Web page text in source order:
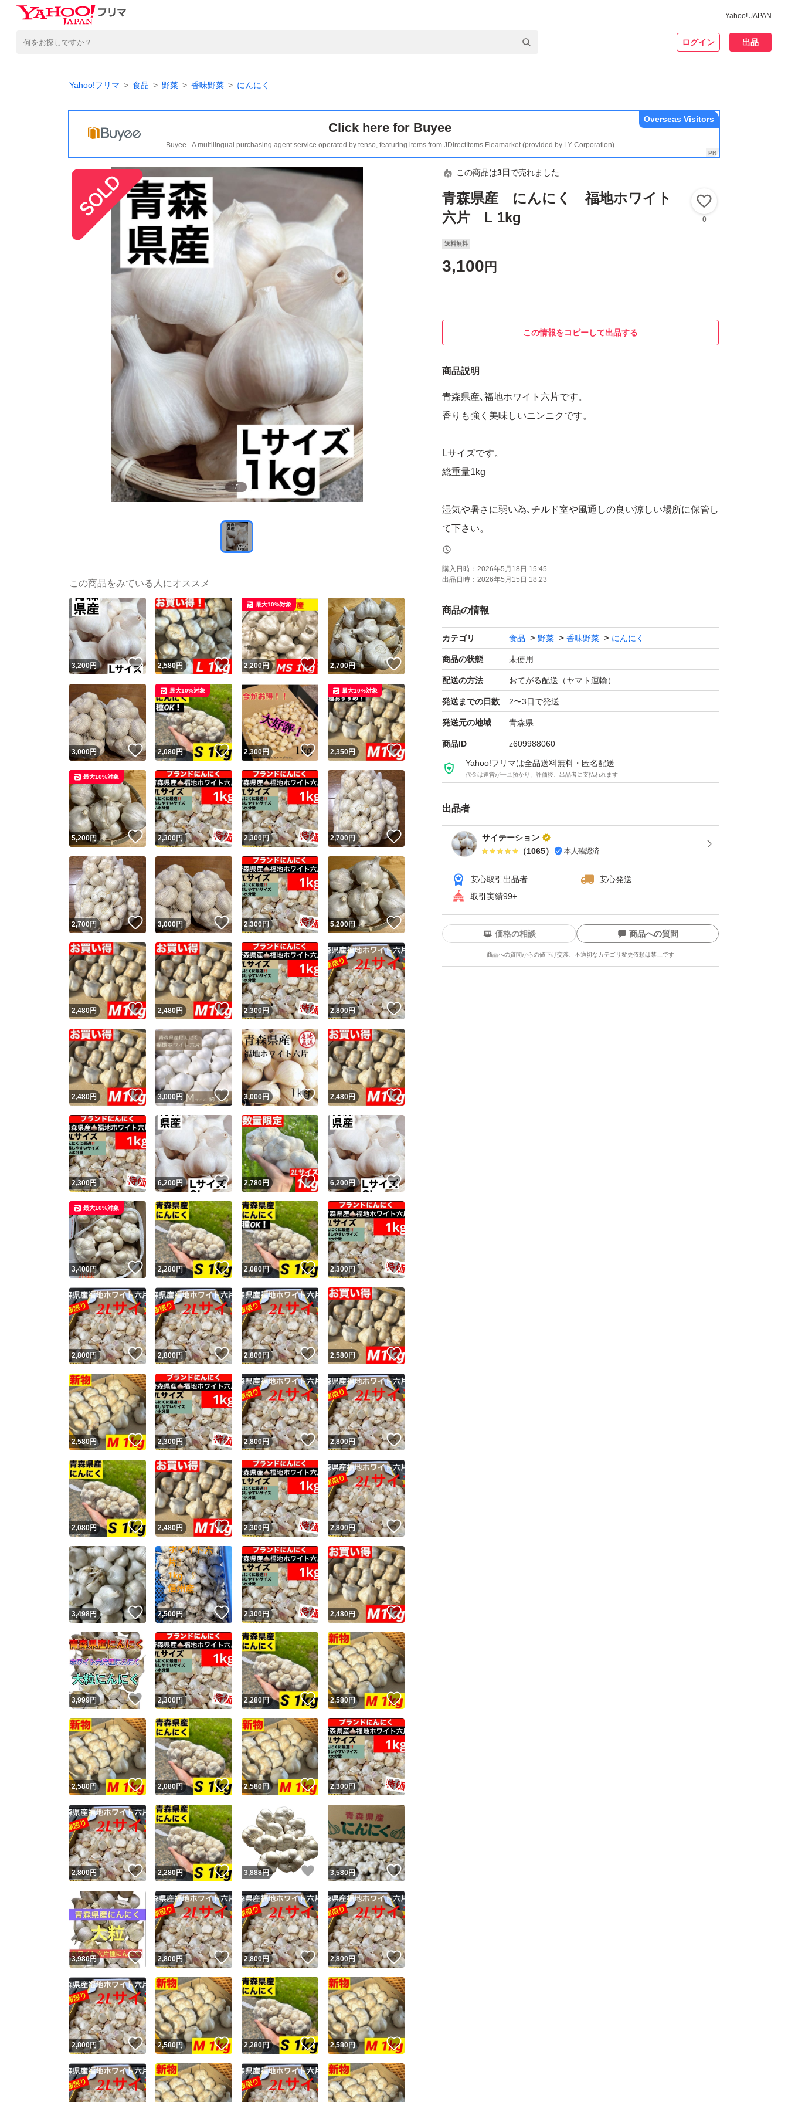
Yahoo! JAPAN
ログイン 出品
Yahoo!フリマ 食品 野菜 香味野菜 にんにく
Click here for Buyee
Buyee - A multilingual purchasing agent service operated by tenso, featuring items from JDirectItems Fleamarket (provided by LY Corporation)
Overseas Visitors
1/1
この商品は3日 で売れました
青森県産 にんにく 福地ホワイト
六片 L 1kg
0
送料無料
3,100 円
この情報をコピーして出品する
商品説明
青森県産､福地ホワイト六片です。
香りも強く美味しいニンニクです。
Lサイズです。
総重量1kg
湿気や暑さに弱い為､チルド室や風通しの良い涼しい場所に保管し
て下さい。
多少の皮剥け､痛んでいる物､大小ばらつきがある場合がありま
す。ご理解の上､購入のご検討を宜しくお願いします。
す。カットしてご使用下さい。
箱にそのまま入れて発送しますのでご了承下さい。
#ニンニク#にんにく#ガーリック#福地ホワイト
購入日時： 2026年5月18日 15:45
出品日時： 2026年5月15日 18:23
商品の情報
カテゴリ 食品 野菜 香味野菜 にんにく
商品の状態 未使用
配送の方法 おてがる配送（ヤマト運輸）
発送までの日数 2〜3日で発送
発送元の地域 青森県
商品ID z609988060
Yahoo!フリマは全品送料無料・匿名配送
代金は運営が一旦預かり、評価後、出品者に支払われます
出品者
サイテーション
（1065） 本人確認済
安心取引出品者
安心発送
取引実績99+
ユーザーの実績について
Yahoo!フリマが定めた一定の基準を満たしたユーザーにバッジを付与しています
安心取引出品者
安心取引出品者 Yahoo!フリマの基準をクリアした安心・安全なユーザーです
取引実績
取引実績◯+ このユーザーはYahoo!フリマの取引を完了させた実績があります
他フリマ実績◯+ このユーザーは他フリマサービスでの取引実績があります
スピード&安心発送
※このバッジは実績に基づく表示であり、発送を保証しているものではありません
スピード＆安心発送
このユーザーは高頻度で24時間以内＆設定した発送日数内に発送してい
ます
スピード発送 このユーザーは高頻度で24時間以内に発送しています
安心発送 このユーザーは設定した発送日数内に発送しています
価格の相談 商品への質問
商品への質問からの値下げ交渉、不適切なカテゴリ変更依頼は禁止です
この商品の情報をコピーします
商品画像の無断転載は禁止されています
コピーは1商品につき1回です
出品ページへ
キャンセル
この商品をみている人にオススメ
3,200円 いいね！
2,580円 いいね！
2,200円 いいね！
最大10%対象
2,700円
3,000円 いいね！
2,080円 いいね！
最大10%対象
2,300円 いいね！
2,350円 いいね！
最大10%対象
5,200円 いいね！
最大10%対象
2,300円 いいね！
2,300円 いいね！
2,700円 いいね！
2,700円 いいね！
3,000円 いいね！
2,300円 いいね！
5,200円 いいね！
2,480円 いいね！
2,480円 いいね！
2,300円 いいね！
2,800円 いいね！
2,480円 いいね！
3,000円 いいね！
3,000円 いいね！
2,480円 いいね！
2,300円 いいね！
6,200円 いいね！
2,780円 いいね！
6,200円 いいね！
3,400円 いいね！
最大10%対象
2,280円 いいね！
2,080円 いいね！
2,300円 いいね！
2,800円 いいね！
2,800円 いいね！
2,800円 いいね！
2,580円 いいね！
2,580円 いいね！
2,300円 いいね！
2,800円 いいね！
2,800円 いいね！
2,080円 いいね！
2,480円 いいね！
2,300円 いいね！
2,800円 いいね！
3,498円 いいね！
2,500円 いいね！
2,300円 いいね！
2,480円 いいね！
3,999円 いいね！
2,300円 いいね！
2,280円 いいね！
2,580円 いいね！
2,580円 いいね！
2,080円 いいね！
2,580円 いいね！
2,300円 いいね！
2,800円 いいね！
2,280円 いいね！
3,888円 いいね！
3,580円 いいね！
3,980円 いいね！
2,800円 いいね！
2,800円 いいね！
2,800円 いいね！
2,800円 いいね！
2,580円 いいね！
2,280円 いいね！
2,580円 いいね！